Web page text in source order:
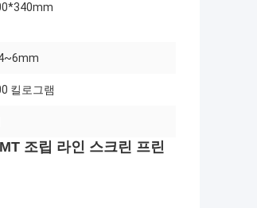
킬로그램
조립 라인 스크린 프린